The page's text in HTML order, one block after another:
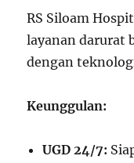
RS Siloam
layanan darurat
dengan
Keunggulan:
UGD 24/7: